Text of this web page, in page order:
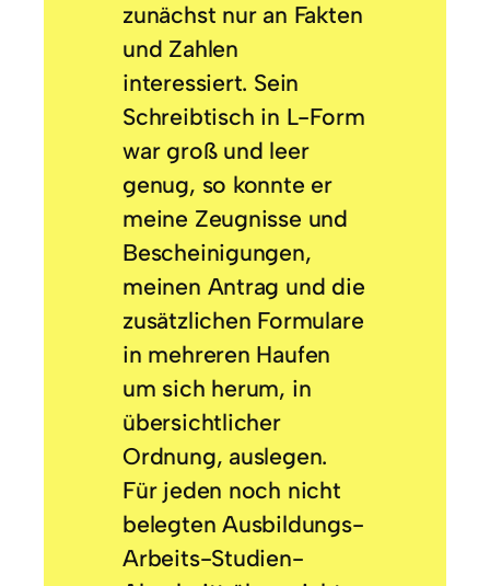
zunächst nur an Fakten
und Zahlen
interessiert. Sein
Schreibtisch in L-Form
war groß und leer
genug, so konnte er
meine Zeugnisse und
Bescheinigungen,
meinen Antrag und die
zusätzlichen Formulare
in mehreren Haufen
um sich herum, in
übersichtlicher
Ordnung, auslegen.
Für jeden noch nicht
belegten Ausbildungs-
Arbeits-Studien-